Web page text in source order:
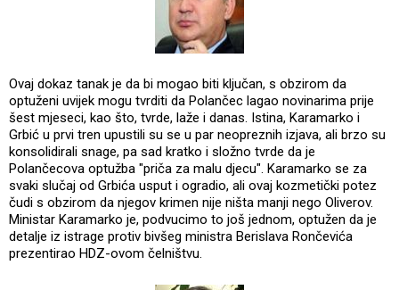
Ovaj dokaz tanak je da bi mogao biti ključan, s obzirom da
optuženi uvijek mogu tvrditi da Polančec lagao novinarima prije
šest mjeseci, kao što, tvrde, laže i danas. Istina, Karamarko i
Grbić u prvi tren upustili su se u par neopreznih izjava, ali brzo su
konsolidirali snage, pa sad kratko i složno tvrde da je
Polančecova optužba "priča za malu djecu". Karamarko se za
svaki slučaj od Grbića usput i ogradio, ali ovaj kozmetički potez
čudi s obzirom da njegov krimen nije ništa manji nego Oliverov.
Ministar Karamarko je, podvucimo to još jednom, optužen da je
detalje iz istrage protiv bivšeg ministra Berislava Rončevića
prezentirao HDZ-ovom čelništvu.